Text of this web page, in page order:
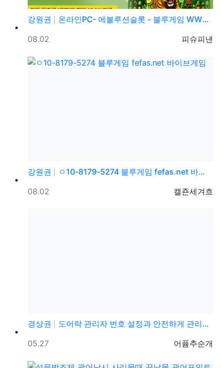
강원권
온라인PC- 에볼루션슬롯 - 블루게임 WWW.fefas…
등록자
피슈피낸
등록일
08.02
강원권
ㅇ10-8179-5274 블루게임 fefas.net 바…
등록자
캘죤세겨흐
등록일
08.02
경상권
도어락 관리자 번호 설정과 안전하게 관리하는 방법
등록자
어퓸추순개
등록일
05.27